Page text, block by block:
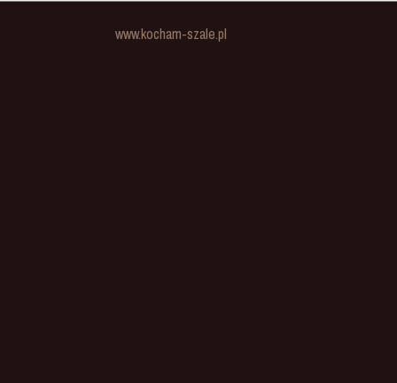
www.kocham-szale.pl